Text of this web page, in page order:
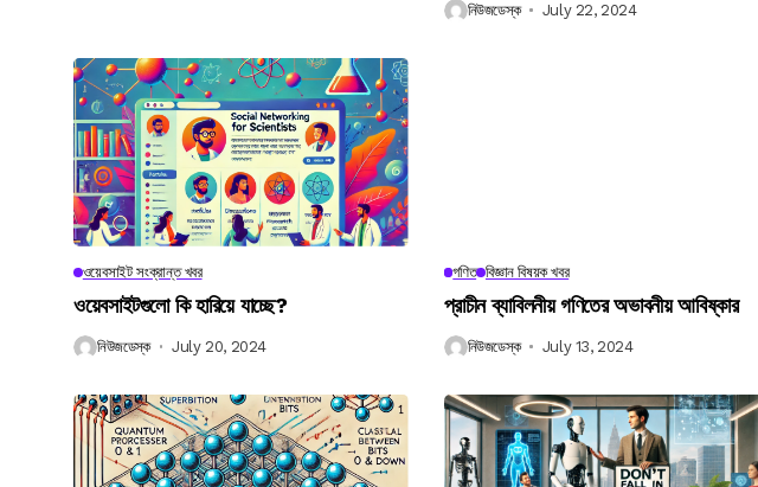
নিউজডেস্ক July 22, 2024
ওয়েবসাইট সংক্রান্ত খবর
ওয়েবসাইটগুলো কি হারিয়ে যাচ্ছে?
নিউজডেস্ক July 20, 2024
গণিত বিজ্ঞান বিষয়ক খবর
প্রাচীন ব্যাবিলনীয় গণিতের অভাবনীয় আবিষ্কার
নিউজডেস্ক July 13, 2024